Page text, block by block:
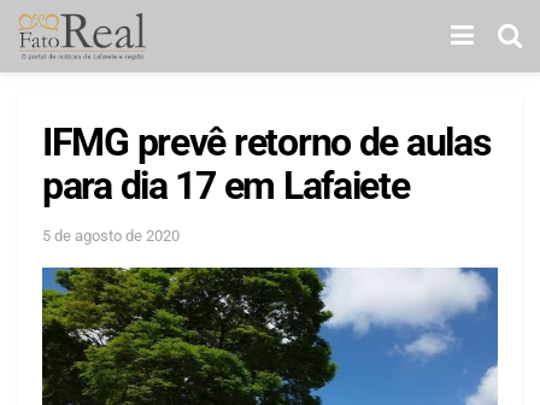
IFMG prevê retorno de aulas
para dia 17 em Lafaiete
5 de agosto de 2020